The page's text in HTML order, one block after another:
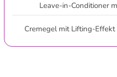
Leave-in-Conditioner
Cremegel mit Lifting-